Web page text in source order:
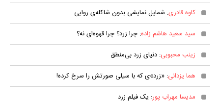
کاوه قادری: شمایل نمایشی بدون شاکله‌ی روایی
سید سعید هاشم زاده: چرا زرد؟ چرا قهوه‌ای نه؟
زینب محبوبی: دنیای زرد بی‌منطق
هما یزدانی: «زرد»ی که با سیلی صورتش را سرخ کرده!
مدیسا مهراب پور: یک فیلم زرد